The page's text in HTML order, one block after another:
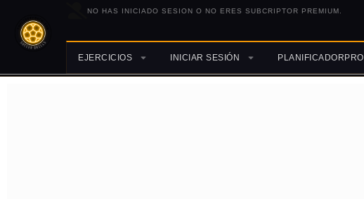
NO HAS INICIADO SESION O NO ERES SUBCRIPTOR PREMIUM.
EJERCICIOS INICIAR SESIÓN PLANIFICADORPRO